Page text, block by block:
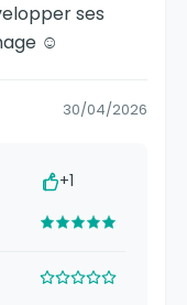
ses
☺️
30/04/2026
+1